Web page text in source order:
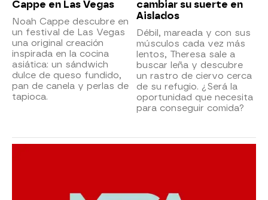
Cappe en Las Vegas
Noah Cappe descubre en
un festival de Las Vegas
una original creación
inspirada en la cocina
asiática: un sándwich
dulce de queso fundido,
pan de canela y perlas de
tapioca.
cambiar su suerte en
Aislados
Débil, mareada y con sus
músculos cada vez más
lentos, Theresa sale a
buscar leña y descubre
un rastro de ciervo cerca
de su refugio. ¿Será la
oportunidad que necesita
para conseguir comida?